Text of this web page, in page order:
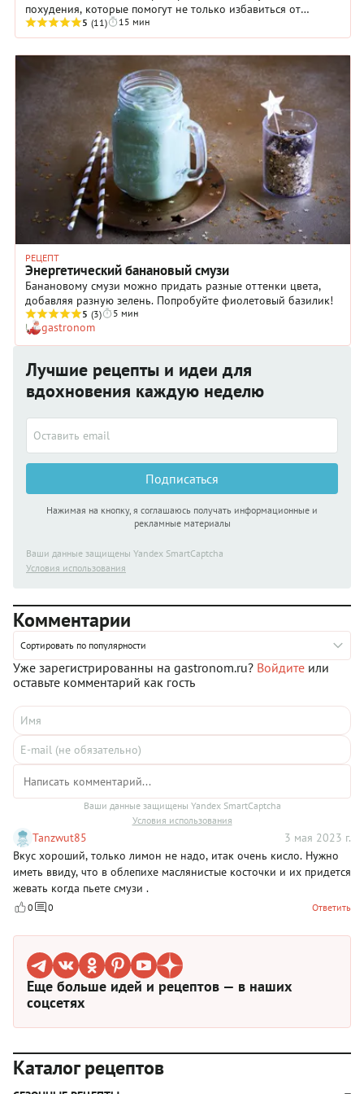
похудения, которые помогут не только избавиться от
лишних килограммов, но и очистить ...
5 (11) 15 мин
РЕЦЕПТ
Энергетический банановый смузи
Банановому смузи можно придать разные оттенки цвета,
добавляя разную зелень. Попробуйте фиолетовый базилик!
5 (3) 5 мин
gastronom
Лучшие рецепты и идеи для
вдохновения каждую неделю
Подписаться
Нажимая на кнопку, я соглашаюсь получать информационные и
рекламные материалы
Ваши данные защищены Yandex SmartCaptcha
Условия использования
Комментарии
Сортировать по популярности
Уже зарегистрированны на gastronom.ru? Войдите или
оставьте комментарий как гость
Ваши данные защищены Yandex SmartCaptcha
Условия использования
Tanzwut85
3 мая 2023 г.
Вкус хороший, только лимон не надо, итак очень кисло. Нужно
иметь ввиду, что в облепихе маслянистые косточки и их придется
жевать когда пьете смузи .
0 0 Ответить
Еще больше идей и рецептов — в наших
соцсетях
Каталог рецептов